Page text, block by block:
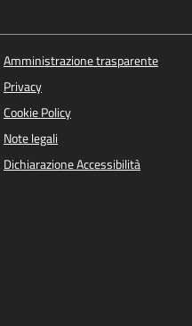
Amministrazione trasparente
Privacy
Cookie Policy
Note legali
Dichiarazione Accessibilità